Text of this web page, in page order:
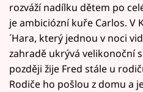
rozváží nadílku dětem po
je ambiciózní kuře Carlos. V
´Hara, který jednou v noci
zahradě ukrývá velikonoční
později žije Fred stále u
Rodiče ho pošlou z domu a